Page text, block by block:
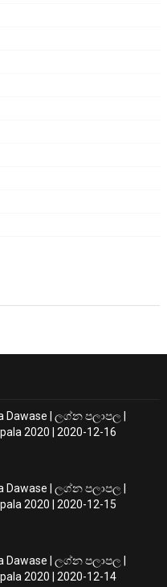
Dawase | ලග්න පලාපල |
2020 | 2020-12-16
Dawase | ලග්න පලාපල |
2020 | 2020-12-15
Dawase | ලග්න පලාපල |
2020 | 2020-12-14